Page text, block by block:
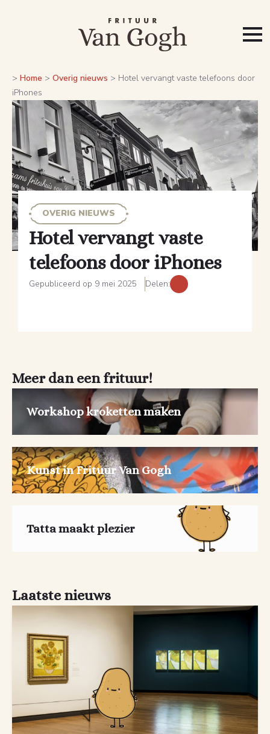
> Home > Overig nieuws > Hotel vervangt vaste telefoons door
iPhones
OVERIG NIEUWS
Hotel vervangt vaste
telefoons door iPhones
Gepubliceerd op 9 mei 2025 Delen:
Meer dan een frituur!
Workshop kroketten maken
Kunst in Frituur Van Gogh
Tatta maakt plezier
Laatste nieuws